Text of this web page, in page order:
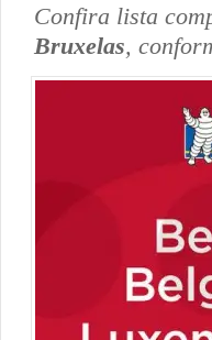
Confira lista
Bruxelas,